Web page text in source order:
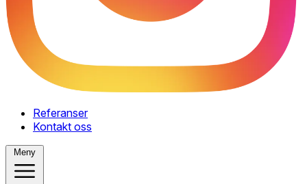
Referanser
Kontakt oss
Meny